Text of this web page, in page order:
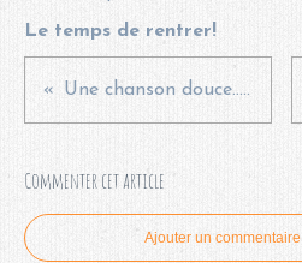
Le temps de rentrer!
Une chanson douce... {TAG}
Commenter cet article
Ajouter un commentaire